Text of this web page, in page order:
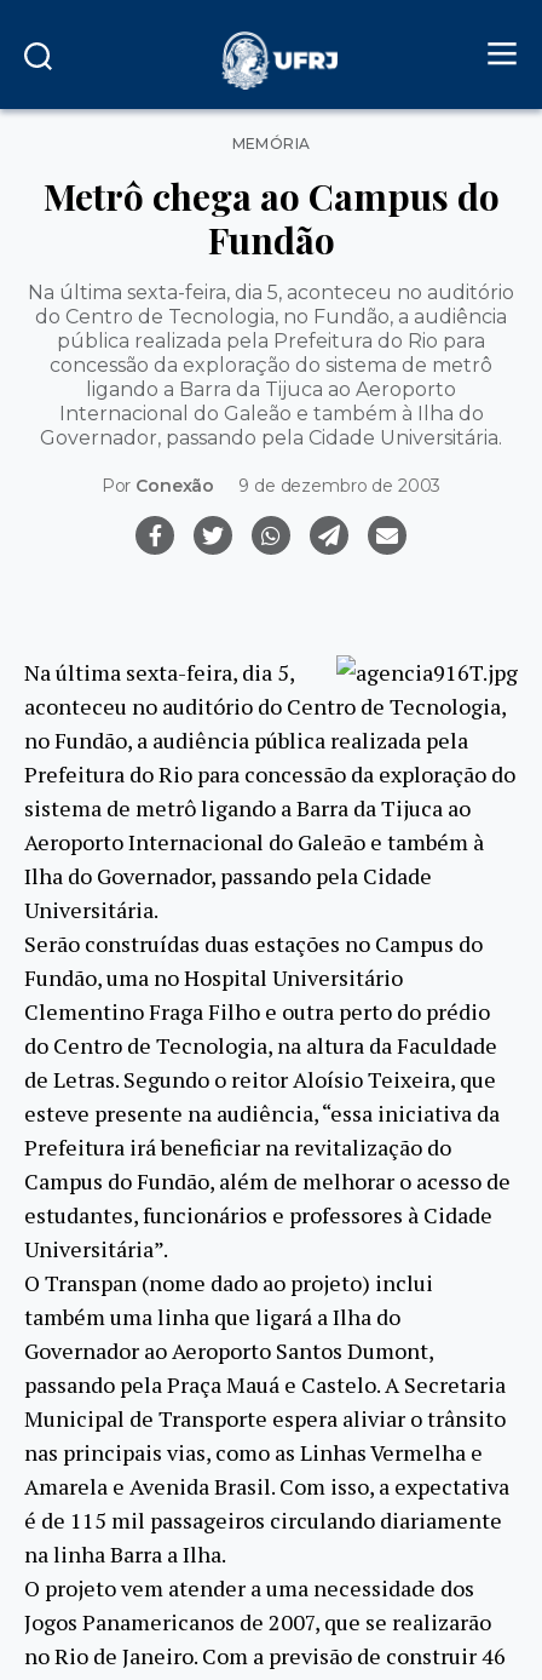
Categorias
MEMÓRIA
Metrô chega ao Campus do
Fundão
Na última sexta-feira, dia 5, aconteceu no auditório
do Centro de Tecnologia, no Fundão, a audiência
pública realizada pela Prefeitura do Rio para
concessão da exploração do sistema de metrô
ligando a Barra da Tijuca ao Aeroporto
Internacional do Galeão e também à Ilha do
Governador, passando pela Cidade Universitária.
Por Conexão 9 de dezembro de 2003
Na última sexta-feira, dia 5,
aconteceu no auditório do Centro de Tecnologia,
no Fundão, a audiência pública realizada pela
Prefeitura do Rio para concessão da exploração do
sistema de metrô ligando a Barra da Tijuca ao
Aeroporto Internacional do Galeão e também à
Ilha do Governador, passando pela Cidade
Universitária.
Serão construídas duas estações no Campus do
Fundão, uma no Hospital Universitário
Clementino Fraga Filho e outra perto do prédio
do Centro de Tecnologia, na altura da Faculdade
de Letras. Segundo o reitor Aloísio Teixeira, que
esteve presente na audiência, “essa iniciativa da
Prefeitura irá beneficiar na revitalização do
Campus do Fundão, além de melhorar o acesso de
estudantes, funcionários e professores à Cidade
Universitária”.
O Transpan (nome dado ao projeto) inclui
também uma linha que ligará a Ilha do
Governador ao Aeroporto Santos Dumont,
passando pela Praça Mauá e Castelo. A Secretaria
Municipal de Transporte espera aliviar o trânsito
nas principais vias, como as Linhas Vermelha e
Amarela e Avenida Brasil. Com isso, a expectativa
é de 115 mil passageiros circulando diariamente
na linha Barra a Ilha.
O projeto vem atender a uma necessidade dos
Jogos Panamericanos de 2007, que se realizarão
no Rio de Janeiro. Com a previsão de construir 46